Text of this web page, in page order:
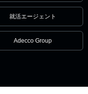
就活エージェント
Adecco Group